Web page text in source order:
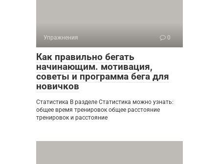
Упражнения 0
Как правильно бегать
начинающим. мотивация,
советы и программа бега для
новичков
Статистика В разделе Статистика можно узнать:
общее время тренировок общее расстояние
тренировок и расстояние